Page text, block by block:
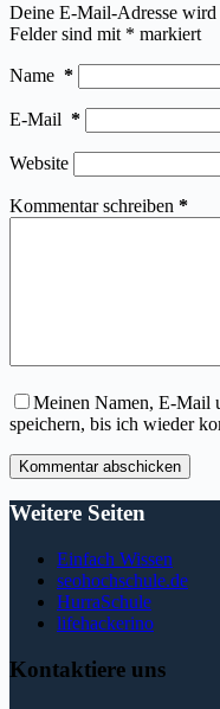
Deine E-Mail-Adresse
Felder sind mit * markiert
Name *
E-Mail *
Website
Kommentar schreiben *
Meinen Namen, E-Mail
speichern, bis ich wieder
Kommentar abschicken
Weitere Seiten
Einfach Wissen
seohochschule.de
HurraSchule
lifehackerino
Kontaktiere uns